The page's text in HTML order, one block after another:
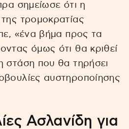
σημείωσε ότι η
τρομοκρατίας
«ένα βήμα προς τα
όμως ότι θα κριθεί
στάση που θα τηρήσει
αυστηροποίησης
Ασλανίδη για